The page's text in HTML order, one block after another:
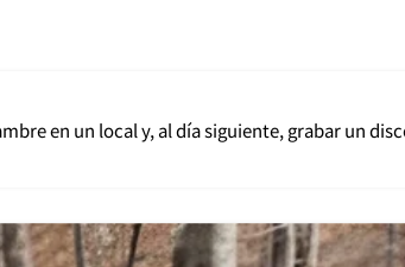
en un local y, al día siguiente, grabar un